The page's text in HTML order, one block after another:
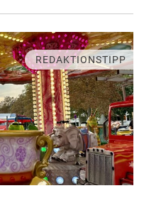
REDAKTIONSTIPP